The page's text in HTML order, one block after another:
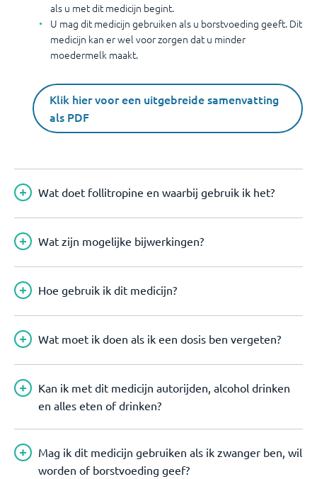
als u met dit medicijn begint.
U mag dit medicijn gebruiken als u borstvoeding geeft. Dit
medicijn kan er wel voor zorgen dat u minder
moedermelk maakt.
Klik hier voor een uitgebreide samenvatting
als PDF
Wat doet follitropine en waarbij gebruik ik het?
Wat zijn mogelijke bijwerkingen?
Hoe gebruik ik dit medicijn?
Wat moet ik doen als ik een dosis ben vergeten?
Kan ik met dit medicijn autorijden, alcohol drinken
en alles eten of drinken?
Mag ik dit medicijn gebruiken als ik zwanger ben, wil
worden of borstvoeding geef?